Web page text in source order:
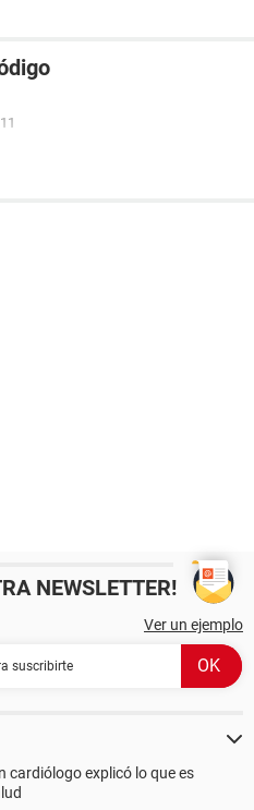
NEWSLETTER!
Ver un ejemplo
cardiólogo explicó lo que es